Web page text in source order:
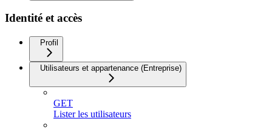
Identité et accès
Profil
Utilisateurs et appartenance (Entreprise)
GET
Lister les utilisateurs